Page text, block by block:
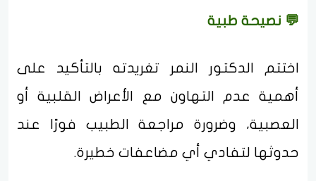
💬 نصيحة طبية
اختتم الدكتور النمر تغريدته بالتأكيد على
أهمية عدم التهاون مع الأعراض القلبية أو
العصبية، وضرورة مراجعة الطبيب فورًا عند
حدوثها لتفادي أي مضاعفات خطيرة.